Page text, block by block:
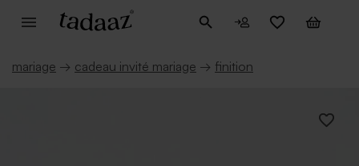
mariage → cadeau invité mariage → finition